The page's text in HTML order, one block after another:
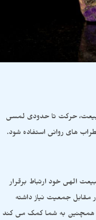
حرکت تا حدودی لمسی
های روانی استفاده شود.
الهی خود ارتباط برقرار
مقابل جمعیت نیاز داشته
همچنین به شما کمک می کند